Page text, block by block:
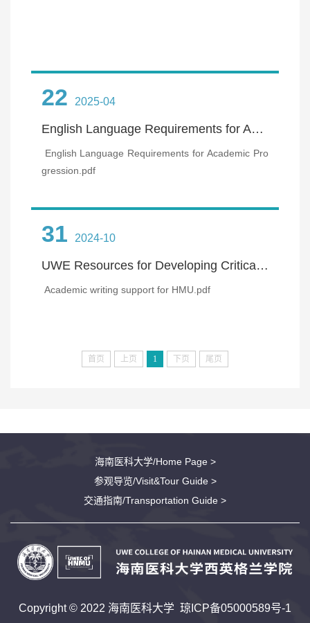
22 2025-04
English Language Requirements for Academic Progression
English Language Requirements for Academic Pro
gression.pdf
31 2024-10
UWE Resources for Developing Critical Academic Writing
Academic writing support for HMU.pdf
首页 上页 1 下页 尾页
海南医科大学/Home Page >
参观导览/Visit&Tour Guide >
交通指南/Transportation Guide >
Copyright © 2022 海南医科大学 琼ICP备05000589号-1